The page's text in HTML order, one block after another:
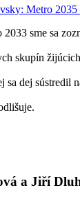
sme sa
skupín
sa dej sústredil
a Jiří